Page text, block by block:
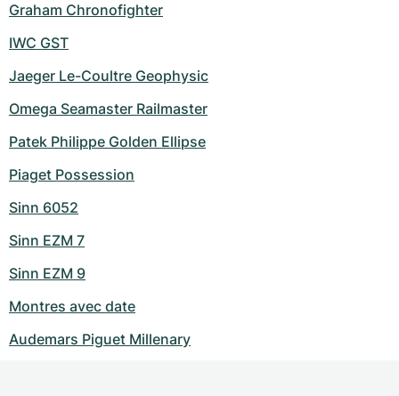
Graham Chronofighter
IWC GST
Jaeger Le-Coultre Geophysic
Omega Seamaster Railmaster
Patek Philippe Golden Ellipse
Piaget Possession
Sinn 6052
Sinn EZM 7
Sinn EZM 9
Montres avec date
Audemars Piguet Millenary